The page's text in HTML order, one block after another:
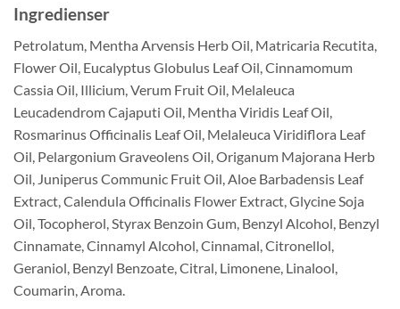
Ingredienser
Petrolatum, Mentha Arvensis Herb Oil, Matricaria Recutita,
Flower Oil, Eucalyptus Globulus Leaf Oil, Cinnamomum
Cassia Oil, Illicium, Verum Fruit Oil, Melaleuca
Leucadendrom Cajaputi Oil, Mentha Viridis Leaf Oil,
Rosmarinus Officinalis Leaf Oil, Melaleuca Viridiflora Leaf
Oil, Pelargonium Graveolens Oil, Origanum Majorana Herb
Oil, Juniperus Communic Fruit Oil, Aloe Barbadensis Leaf
Extract, Calendula Officinalis Flower Extract, Glycine Soja
Oil, Tocopherol, Styrax Benzoin Gum, Benzyl Alcohol, Benzyl
Cinnamate, Cinnamyl Alcohol, Cinnamal, Citronellol,
Geraniol, Benzyl Benzoate, Citral, Limonene, Linalool,
Coumarin, Aroma.